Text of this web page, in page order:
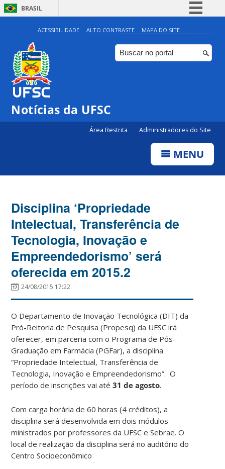
BRASIL
Simplifique!
Comunica BR
Participe
ACESSIBILIDADE ALTO CONTRASTE MAPA DO SITE
Notícias da UFSC
Área Restrita Administradores do Site
MENU
Disciplina ‘Propriedade
Intelectual, Transferência de
Tecnologia, Inovação e
Empreendedorismo’ será
oferecida em 2015.2
24/08/2015 17:22
O Departamento de Inovação Tecnológica (DIT) da
Pró-Reitoria de Pesquisa (Propesq) da UFSC irá
oferecer, em parceria com o Programa de Pós-
Graduação em Farmácia (PGFar), a disciplina
“Propriedade Intelectual, Transferência de
Tecnologia, Inovação e Empreendedorismo”. O
período de inscrições vai até31 de agosto.
Com carga horária de 60 horas (4 créditos), a
disciplina será desenvolvida em dois módulos
ministrados por professores da UFSC e Sebrae. O
local de realização da disciplina será no auditório do
Centro Socioeconômico